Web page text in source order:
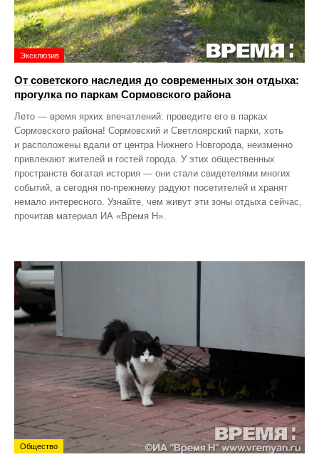
Эксклюзив
От советского наследия до современных зон отдыха:
прогулка по паркам Сормовского района
Лето — время ярких впечатлений: проведите его в парках
Сормовского района! Сормовский и Светлоярский парки, хоть
и расположены вдали от центра Нижнего Новгорода, неизменно
привлекают жителей и гостей города. У этих общественных
пространств богатая история — они стали свидетелями многих
событий, а сегодня по‑прежнему радуют посетителей и хранят
немало интересного. Узнайте, чем живут эти зоны отдыха сейчас,
прочитав материал ИА «Время Н».
Общество